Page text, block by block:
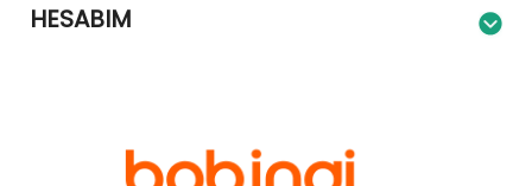
HESABIM